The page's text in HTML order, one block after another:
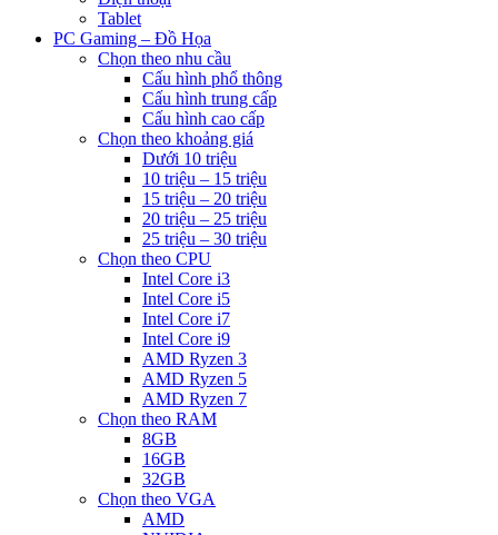
Tablet
PC Gaming – Đồ Họa
Chọn theo nhu cầu
Cấu hình phổ thông
Cấu hình trung cấp
Cấu hình cao cấp
Chọn theo khoảng giá
Dưới 10 triệu
10 triệu – 15 triệu
15 triệu – 20 triệu
20 triệu – 25 triệu
25 triệu – 30 triệu
Chọn theo CPU
Intel Core i3
Intel Core i5
Intel Core i7
Intel Core i9
AMD Ryzen 3
AMD Ryzen 5
AMD Ryzen 7
Chọn theo RAM
8GB
16GB
32GB
Chọn theo VGA
AMD